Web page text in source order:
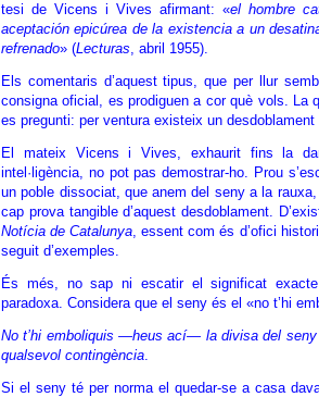
tesi de Vicens i Vives afirmant: «el hombre
aceptación epicúrea de la existencia a un
refrenado» (Lecturas, abril 1955).
Els comentaris d’aquest tipus, que per llur
consigna oficial, es prodiguen a cor què vols. La
es pregunti: per ventura existeix un desdoblament
El mateix Vicens i Vives, exhaurit fins la
intel·ligència, no pot pas demostrar-ho. Prou
un poble dissociat, que anem del seny a la
cap prova tangible d’aquest desdoblament.
Notícia de Catalunya, essent com és d’ofici
seguit d’exemples.
És més, no sap ni escatir el significat
paradoxa. Considera que el seny és el «no t’hi
No t’hi emboliquis —heus ací— la divisa del
qualsevol contingència.
Si el seny té per norma el quedar-se a casa